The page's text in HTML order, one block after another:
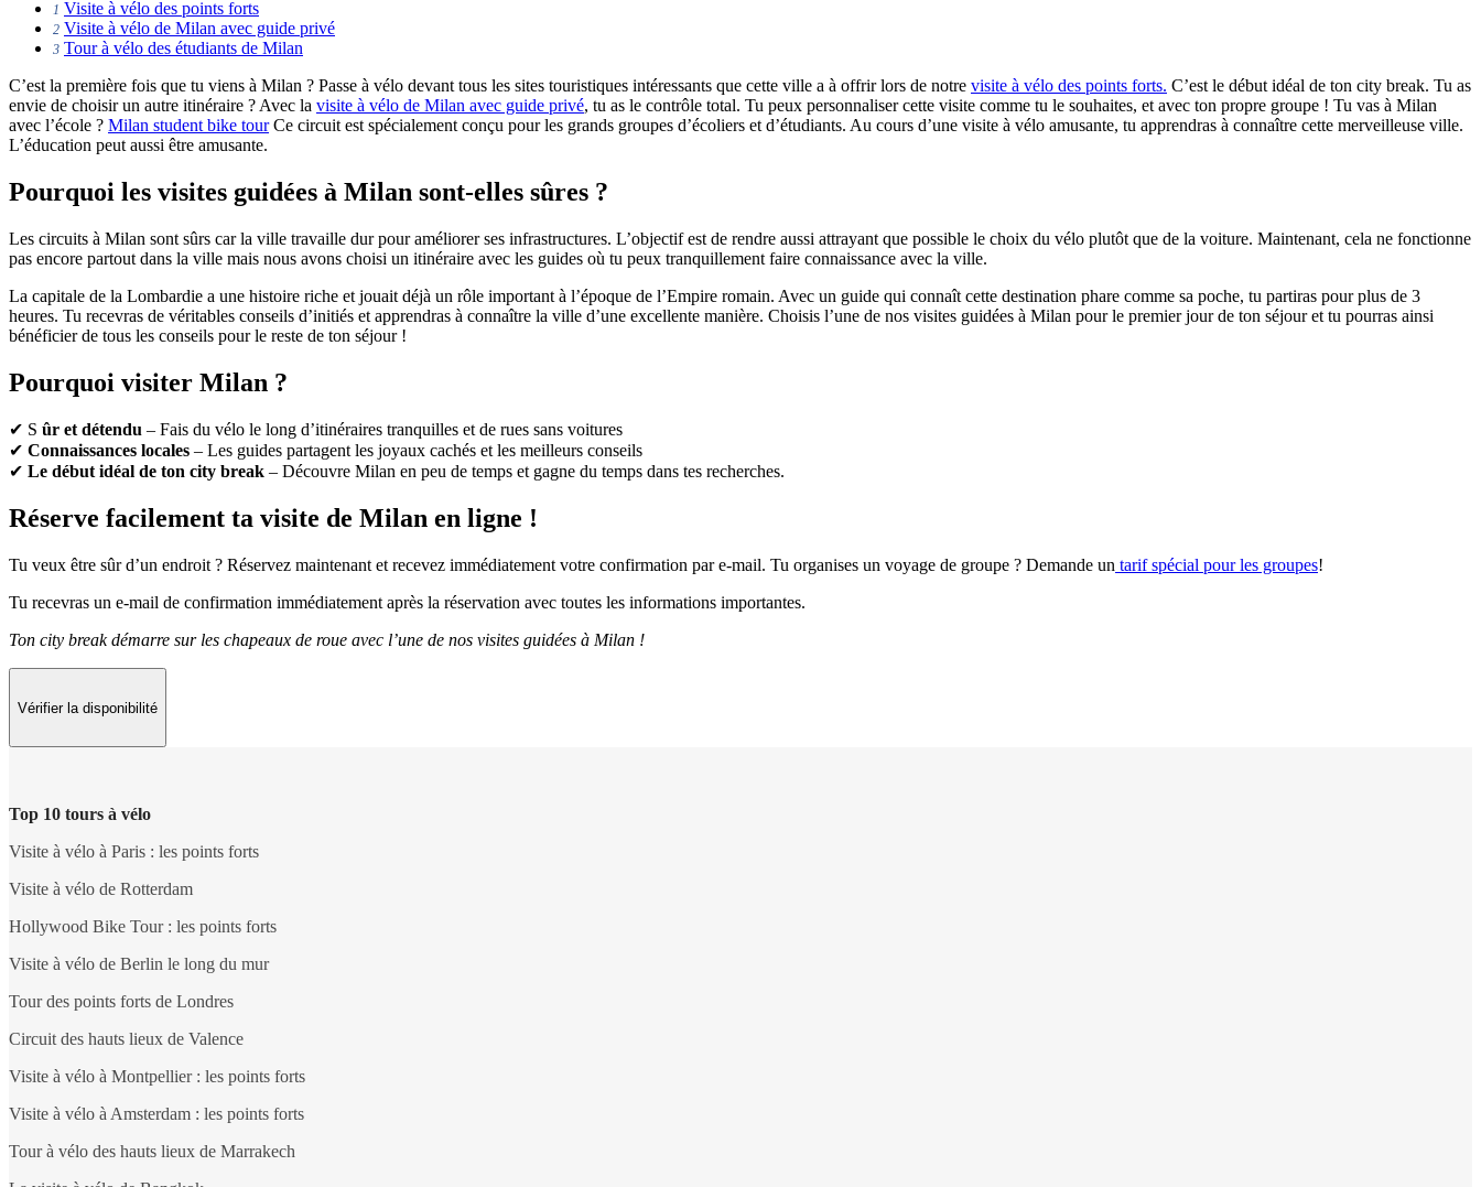
1 Visite à vélo des points forts
2 Visite à vélo de Milan avec guide privé
3 Tour à vélo des étudiants de Milan
C’est la première fois que tu viens à Milan ? Passe à vélo devant tous les sites touristiques intéressants que cette ville a à offrir lors de notre visite à vélo des points forts. C’est le début idéal de ton city break. Tu as
envie de choisir un autre itinéraire ? Avec la visite à vélo de Milan avec guide privé, tu as le contrôle total. Tu peux personnaliser cette visite comme tu le souhaites, et avec ton propre groupe ! Tu vas à Milan
avec l’école ? Milan student bike tourCe circuit est spécialement conçu pour les grands groupes d’écoliers et d’étudiants. Au cours d’une visite à vélo amusante, tu apprendras à connaître cette merveilleuse ville.
L’éducation peut aussi être amusante.
Pourquoi les visites guidées à Milan sont-elles sûres ?
Les circuits à Milan sont sûrs car la ville travaille dur pour améliorer ses infrastructures. L’objectif est de rendre aussi attrayant que possible le choix du vélo plutôt que de la voiture. Maintenant, cela ne fonctionne
pas encore partout dans la ville mais nous avons choisi un itinéraire avec les guides où tu peux tranquillement faire connaissance avec la ville.
La capitale de la Lombardie a une histoire riche et jouait déjà un rôle important à l’époque de l’Empire romain. Avec un guide qui connaît cette destination phare comme sa poche, tu partiras pour plus de 3
heures. Tu recevras de véritables conseils d’initiés et apprendras à connaître la ville d’une excellente manière. Choisis l’une de nos visites guidées à Milan pour le premier jour de ton séjour et tu pourras ainsi
bénéficier de tous les conseils pour le reste de ton séjour !
Pourquoi visiter Milan ?
✔ S ûr et détendu – Fais du vélo le long d’itinéraires tranquilles et de rues sans voitures
✔ Connaissances locales – Les guides partagent les joyaux cachés et les meilleurs conseils
✔ Le début idéal de ton city break – Découvre Milan en peu de temps et gagne du temps dans tes recherches.
Réserve facilement ta visite de Milan en ligne !
Tu veux être sûr d’un endroit ? Réservez maintenant et recevez immédiatement votre confirmation par e-mail. Tu organises un voyage de groupe ? Demande un tarif spécial pour les groupes!
Tu recevras un e-mail de confirmation immédiatement après la réservation avec toutes les informations importantes.
Ton city break démarre sur les chapeaux de roue avec l’une de nos visites guidées à Milan !
Vérifier la disponibilité
Top 10 tours à vélo
Visite à vélo à Paris : les points forts
Visite à vélo de Rotterdam
Hollywood Bike Tour : les points forts
Visite à vélo de Berlin le long du mur
Tour des points forts de Londres
Circuit des hauts lieux de Valence
Visite à vélo à Montpellier : les points forts
Visite à vélo à Amsterdam : les points forts
Tour à vélo des hauts lieux de Marrakech